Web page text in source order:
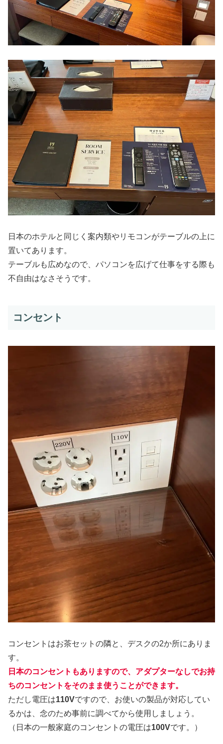
日本のホテルと同じく案内類やリモコンがテーブルの上に
置いてあります。
テーブルも広めなので、パソコンを広げて仕事をする際も
不自由はなさそうです。
コンセント
コンセントはお茶セットの隣と、デスクの2か所にありま
す。
日本のコンセントもありますので、アダプターなしでお持
ちのコンセントをそのまま使うことができます。
ただし電圧は110Vですので、お使いの製品が対応してい
るかは、念のため事前に調べてから使用しましょう。
（日本の一般家庭のコンセントの電圧は100Vです。）